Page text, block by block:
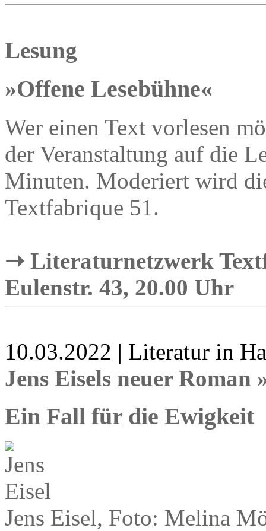
Lesung
»Offene Lesebühne«
Wer einen Text vorlesen
der Veranstaltung auf die
Minuten. Moderiert wird
Textfabrique 51.
➝ Literaturnetzwerk
Eulenstr. 43, 20.00 Uhr
10.03.2022 | Literatur in
Jens Eisels neuer Roman
Ein Fall für die Ewigkeit
Jens Eisel, Foto: Melina